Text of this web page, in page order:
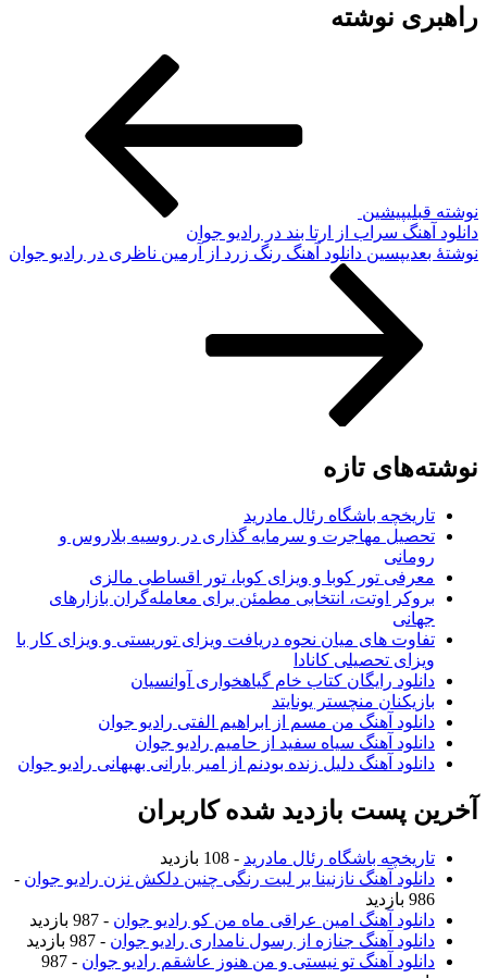
راهبری نوشته
نوشته قبلیپیشین
دانلود آهنگ سراب از ارتا بند در رادیو جوان
نوشته‌ٔ بعدیپسین دانلود آهنگ رنگ زرد از آرمین ناظری در رادیو جوان
نوشته‌های تازه
تاریخچه باشگاه رئال مادرید
تحصیل مهاجرت و سرمایه گذاری در روسیه بلاروس و
رومانی
معرفی تور کوبا و ویزای کوبا، تور اقساطی مالزی
بروکر اوتت، انتخابی مطمئن برای معامله‌گران بازارهای
جهانی
تفاوت های میان نحوه دریافت ویزای توریستی و ویزای کار با
ویزای تحصیلی کانادا
دانلود رایگان کتاب خام گیاهخواری آوانسیان
بازیکنان منچستر یونایتد
دانلود آهنگ من مسم از ابراهیم الفتی رادیو جوان
دانلود آهنگ سیاه سفید از حامیم رادیو جوان
دانلود آهنگ دلیل زنده بودنم از امیر بارانی بهبهانی رادیو جوان
آخرین پست بازدید شده کاربران
تاریخچه باشگاه رئال مادرید - 108 بازدید
دانلود آهنگ نازنینا بر لبت رنگی چنین دلکش نزن رادیو جوان -
986 بازدید
دانلود آهنگ امین عراقی ماه من کو رادیو جوان - 987 بازدید
دانلود آهنگ جنازه از رسول نامداری رادیو جوان - 987 بازدید
دانلود آهنگ تو نیستی و من هنوز عاشقم رادیو جوان
- 987